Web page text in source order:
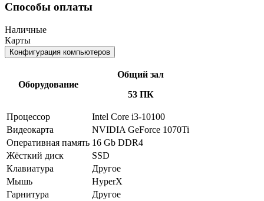
Способы оплаты
Наличные
Карты
Конфигурация компьютеров
Оборудование
Общий зал
53 ПК
Процессор
Intel Core i3-10100
Видеокарта
NVIDIA GeForce 1070Ti
Оперативная память 16 Gb DDR4
Жёсткий диск
SSD
Клавиатура
Другое
Мышь
HyperX
Гарнитура
Другое